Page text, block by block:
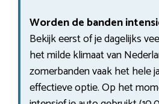
Worden de banden
Bekijk eerst of je dagelijks
het milde klimaat van
zomerbanden vaak het hele
effectieve optie. Op het